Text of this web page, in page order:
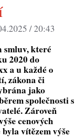
/ 20:43
smluv, které
2020 do
a u každé o
zákona či
jako
společnosti s
Zároveň
cenových
vítězem výše